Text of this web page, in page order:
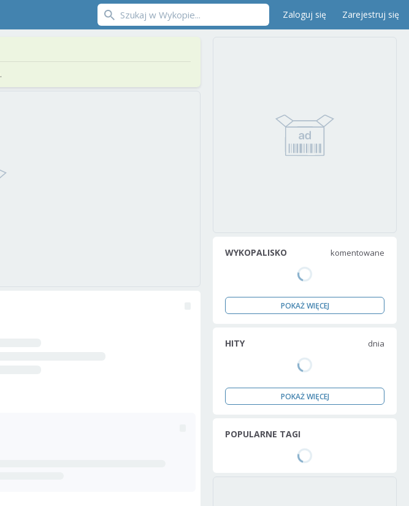
Zaloguj się Zarejestruj się
.
WYKOPALISKO komentowane
POKAŻ WIĘCEJ
HITY dnia
POKAŻ WIĘCEJ
POPULARNE TAGI